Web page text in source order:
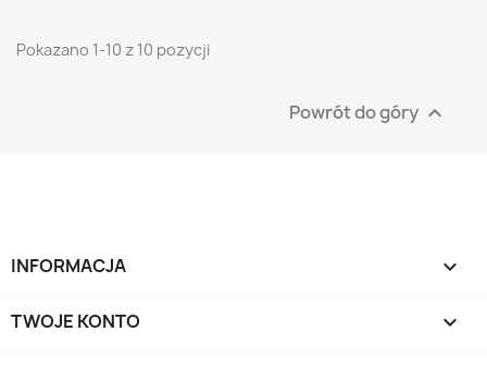
Pokazano 1-10 z 10 pozycji
Powrót do góry 
INFORMACJA 
TWOJE KONTO 